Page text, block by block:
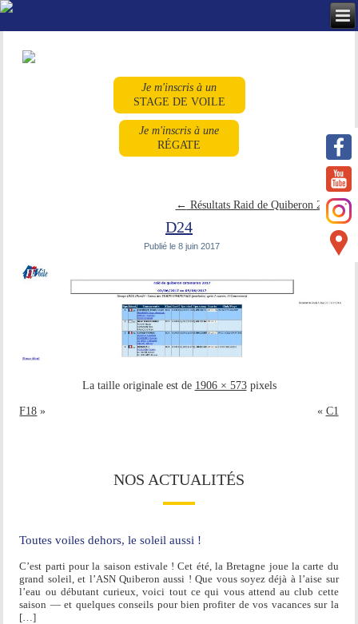
Je m'inscris à un
STAGE DE VOILE
Je m'inscris à une
RÉGATE
← Résultats Raid de Quiberon 2017
D24
Publié le 8 juin 2017
La taille originale est de 1906 × 573pixels
F18 » « C1
NOS ACTUALITÉS
Toutes voiles dehors, le soleil aussi !
C’est parti pour la saison estivale ! Cet été, la Bretagne joue la carte du
grand soleil, et l’ASN Quiberon aussi ! Que vous soyez déjà à l’aise sur
l’eau ou débutant curieux, voici tout ce qui vous attend au club cette
saison — et quelques conseils pour bien profiter de vos vacances sur la
[…]